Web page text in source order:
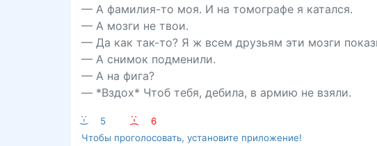
— А фамилия-то моя. И на томографе я катался.
— А мозги не твои.
— Да как так-то? Я ж всем друзьям эти мозги
— А снимок подменили.
— А на фига?
— *Вздох* Чтоб тебя, дебила, в армию не взяли.
:-) 5 :-(
6
Чтобы проголосовать, установите приложение!